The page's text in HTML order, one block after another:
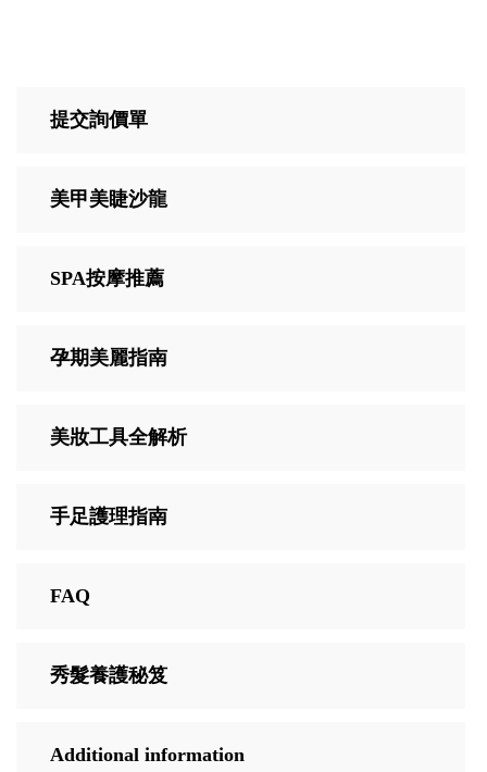
提交詢價單
美甲美睫沙龍
SPA按摩推薦
孕期美麗指南
美妝工具全解析
手足護理指南
FAQ
秀髮養護秘笈
Additional information